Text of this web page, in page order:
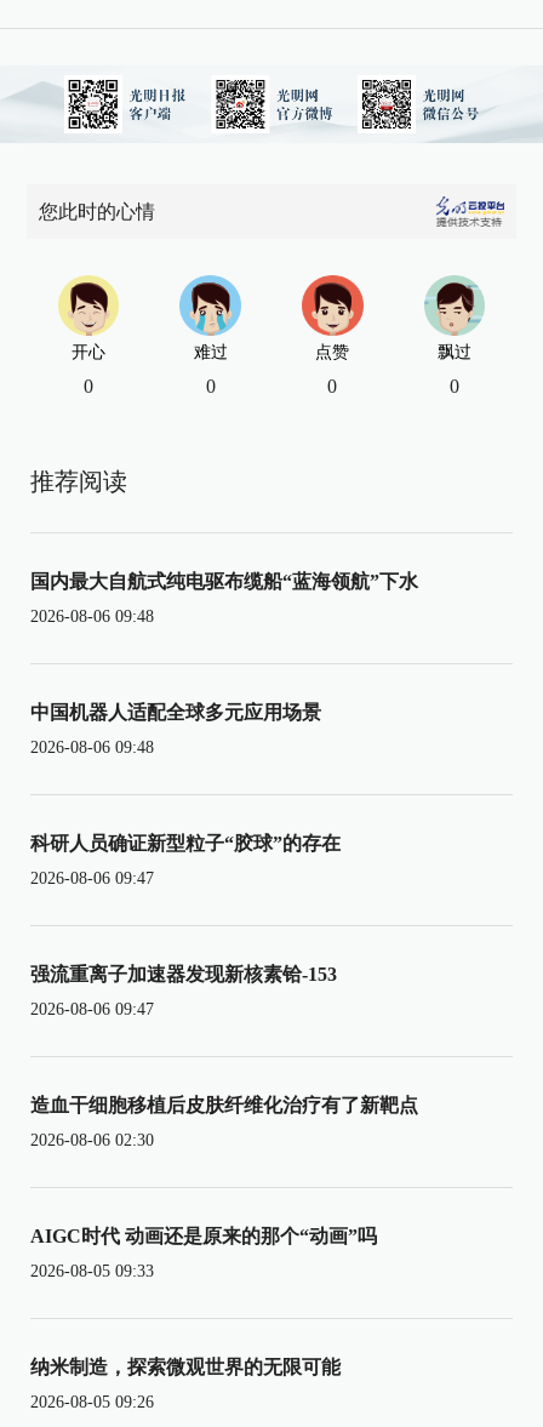
您此时的心情
开心
0
难过
0
点赞
0
飘过
0
推荐阅读
国内最大自航式纯电驱布缆船“蓝海领航”下水
2026-08-06 09:48
中国机器人适配全球多元应用场景
2026-08-06 09:48
科研人员确证新型粒子“胶球”的存在
2026-08-06 09:47
强流重离子加速器发现新核素铪-153
2026-08-06 09:47
造血干细胞移植后皮肤纤维化治疗有了新靶点
2026-08-06 02:30
AIGC时代 动画还是原来的那个“动画”吗
2026-08-05 09:33
纳米制造，探索微观世界的无限可能
2026-08-05 09:26